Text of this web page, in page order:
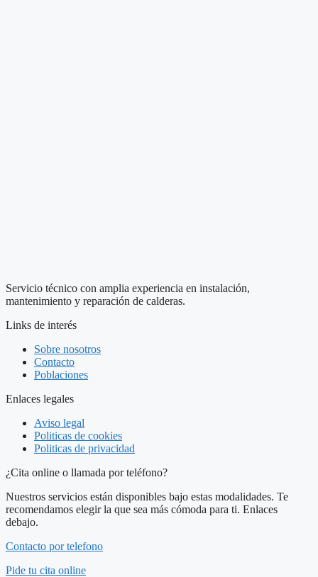
Servicio técnico con amplia experiencia en instalación,
mantenimiento y reparación de calderas.
Links de interés
Sobre nosotros
Contacto
Poblaciones
Enlaces legales
Aviso legal
Politicas de cookies
Politicas de privacidad
¿Cita online o llamada por teléfono?
Nuestros servicios están disponibles bajo estas modalidades. Te
recomendamos elegir la que sea más cómoda para ti. Enlaces
debajo.
Contacto por telefono
Pide tu cita online